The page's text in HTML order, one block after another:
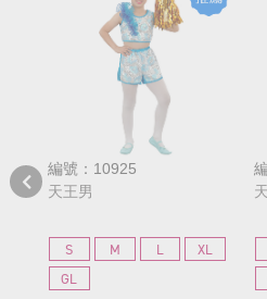
編號：10925
天王男
S M L
XL
GL